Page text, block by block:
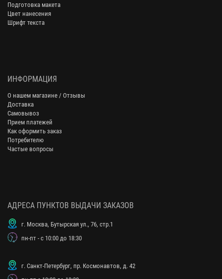
Подготовка макета
Цвет нанесения
Шрифт текста
ИНФОРМАЦИЯ
О нашем магазине / Отзывы
Доставка
Самовывоз
Прием платежей
Как оформить заказ
Потребителю
Частые вопросы
АДРЕСА ПУНКТОВ ВЫДАЧИ ЗАКАЗОВ
г. Москва, Бутырская ул., 76, стр.1
пн-пт - с 10:00 до 18:30
г. Санкт-Петербург, пр. Космонавтов, д. 42